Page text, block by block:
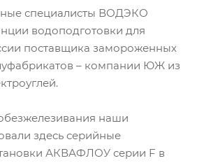
специалисты ВОДЭКО
водоподготовки для
поставщика замороженных
– компании ЮЖ из
наши
здесь серийные
АКВАФЛОУ серии F в